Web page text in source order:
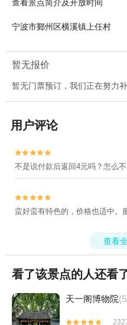
查看景点简介及开放时间
宁波市鄞州区横溪镇上任村
暂无报价
暂无门票预订，我们正在努力
用户评论


不是说付款后返回4元吗？怎么不


蛮好蛮有特色的，价格也适中。
查看
看了该景点的人还看
天一阁博物院

